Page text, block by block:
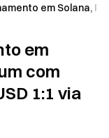
em Solana,
em
com
1:1 via